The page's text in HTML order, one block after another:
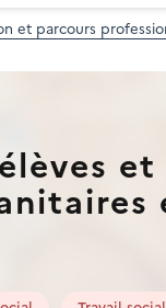
et parcours